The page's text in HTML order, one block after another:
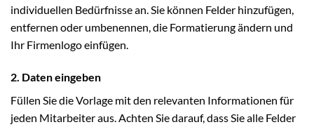
individuellen Bedürfnisse an. Sie können Felder hinzufügen,
entfernen oder umbenennen, die Formatierung ändern und
Ihr Firmenlogo einfügen.
2. Daten eingeben
Füllen Sie die Vorlage mit den relevanten Informationen für
jeden Mitarbeiter aus. Achten Sie darauf, dass Sie alle Felder